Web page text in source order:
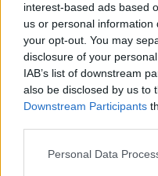
interest-based ads based
us or personal
your opt-out. You may
disclosure of your
IAB’s list of downstream
also be disclosed by us to
Downstream Participants
Personal Data
contro la
questo boss, è
livelli bassi è
membro del party
LEGGI DI PIÙWORLD